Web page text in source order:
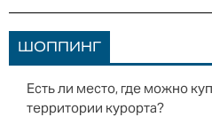
ШОППИНГ
Есть ли место, где можно
территории курорта?